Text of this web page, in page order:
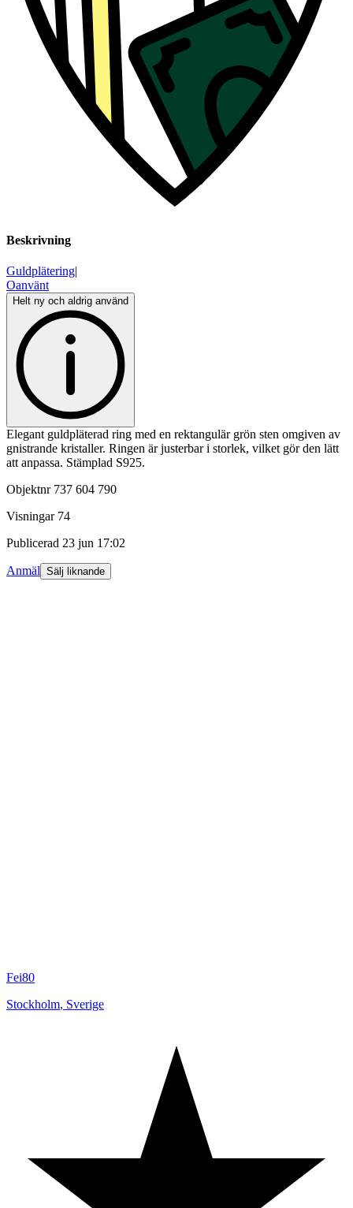
Beskrivning
Guldplätering|
Oanvänt
Helt ny och aldrig använd
Elegant guldpläterad ring med en rektangulär grön sten omgiven av
gnistrande kristaller. Ringen är justerbar i storlek, vilket gör den lätt
att anpassa. Stämplad S925.
Objektnr 737 604 790
Visningar 74
Publicerad 23 jun 17:02
Anmäl Sälj liknande
Fei80
Stockholm, Sverige